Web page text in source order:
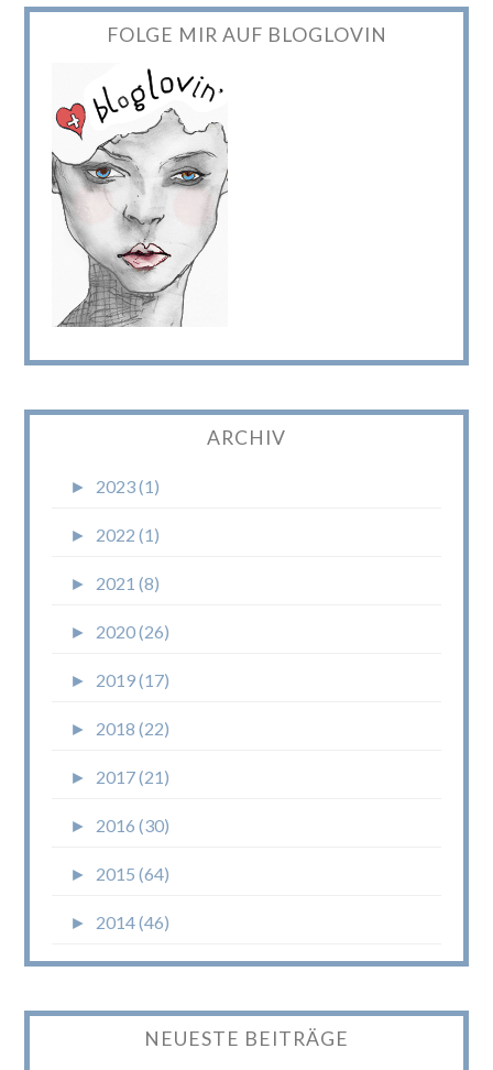
FOLGE MIR AUF BLOGLOVIN
ARCHIV
► 2023 (1)
► 2022 (1)
► 2021 (8)
► 2020 (26)
► 2019 (17)
► 2018 (22)
► 2017 (21)
► 2016 (30)
► 2015 (64)
► 2014 (46)
NEUESTE BEITRÄGE